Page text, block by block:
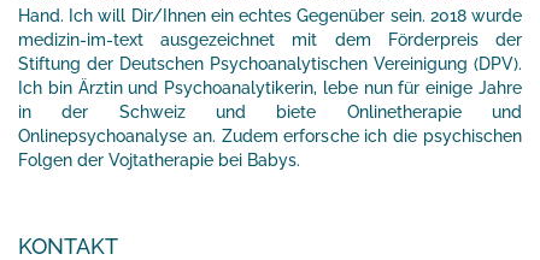
Hand. Ich will Dir/Ihnen ein echtes Gegenüber sein. 2018 wurde
medizin-im-text ausgezeichnet mit dem Förderpreis der
Stiftung der Deutschen Psychoanalytischen Vereinigung (DPV).
Ich bin Ärztin und Psychoanalytikerin, lebe nun für einige Jahre
in der Schweiz und biete Onlinetherapie und
Onlinepsychoanalyse an. Zudem erforsche ich die psychischen
Folgen der Vojtatherapie bei Babys.
KONTAKT